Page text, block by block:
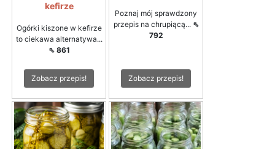
kefirze
Ogórki kiszone w kefirze
to ciekawa alternatywa...
⇖ 861
Zobacz przepis!
Poznaj mój sprawdzony
przepis na chrupiącą... ⇖
792
Zobacz przepis!